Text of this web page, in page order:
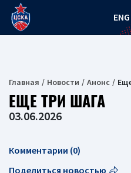
ENG
Главная Новости Анонс
ЕЩЕ ТРИ ШАГА
03.06.2026
Комментарии (0)
Поделиться новостью